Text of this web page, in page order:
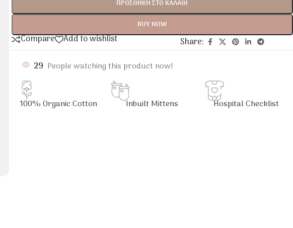
ΠΡΟΣΘΉΚΗ ΣΤΟ ΚΑΛΆΘΙ
BUY NOW
Compare Add to wishlist
Share:
29 People watching this product now!
100% Organic Cotton Inbuilt Mittens Hospital Checklist